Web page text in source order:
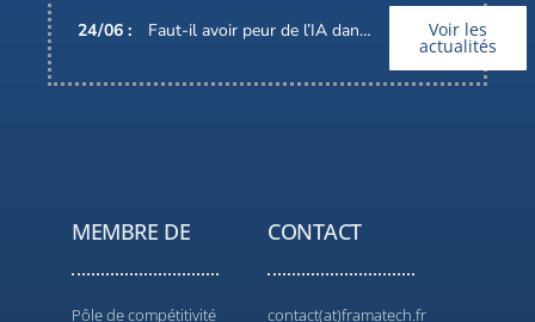
24/06 : Faut-il avoir peur de l’IA dans nos métiers ? Voir les
actualités
MEMBRE DE
Pôle de compétitivité
CONTACT
contact(at)framatech.fr